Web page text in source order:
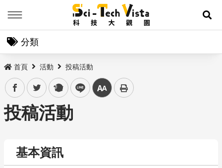
展
分類
首頁 活動 投稿活動
facebooktwitter plurk line 中
投稿活動
基本資訊